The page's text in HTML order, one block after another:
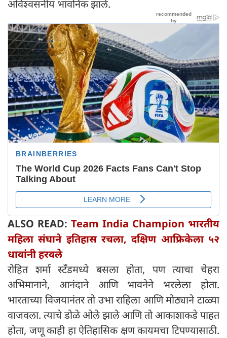
अविश्वसनीय भावनिक झाले.
ALSO READ: Team India Champion भारतीय
महिला संघाने इतिहास रचला, दक्षिण आफ्रिकेला ५२
धावांनी हरवले
रोहित शर्मा स्टँडमध्ये बसला होता, पण त्याचा चेहरा
अभिमानाने, आनंदाने आणि भावनेने भरलेला होता.
भारताच्या विजयानंतर तो उभा राहिला आणि मोठ्याने टाळ्या
वाजवला. त्याचे डोळे ओले झाले आणि तो आकाशाकडे पाहत
होता, जणू काही हा ऐतिहासिक क्षण कायमचा टिपण्यासाठी.